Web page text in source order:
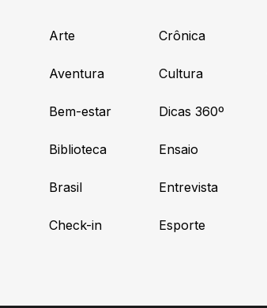
Arte
Aventura
Bem-estar
Biblioteca
Brasil
Check-in
Crônica
Cultura
Dicas 360º
Ensaio
Entrevista
Esporte